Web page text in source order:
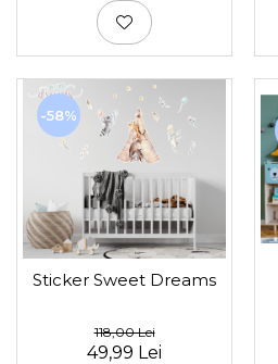
-58%
Sticker Sweet Dreams
118,00 Lei
49,99 Lei